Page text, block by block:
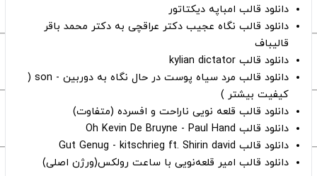
دانلود قالب امباپه دیکتاتور
دانلود قالب نگاه عجیب دکتر عراقچی به دکتر محمد باقر
قالیباف
دانلود قالب kylian dictator
دانلود قالب مرد سیاه پوست در حال نگاه به دوربین - son (
کیفیت بیشتر )
دانلود قالب قلعه نویی ناراحت و افسرده (متفاوت)
دانلود قالب Oh Kevin De Bruyne - Paul Hand
دانلود قالب Gut Genug - kitschrieg ft. Shirin david
دانلود قالب امیر قلعه‌نویی با ساعت رولکس(ورژن اصلی)